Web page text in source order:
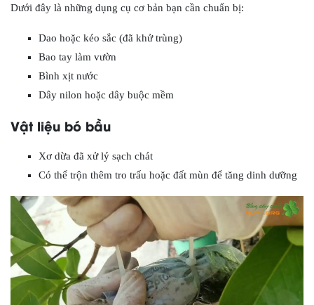
Dưới đây là những dụng cụ cơ bản bạn cần chuẩn bị:
Dao hoặc kéo sắc (đã khử trùng)
Bao tay làm vườn
Bình xịt nước
Dây nilon hoặc dây buộc mềm
Vật liệu bó bầu
Xơ dừa đã xử lý sạch chát
Có thể trộn thêm tro trấu hoặc đất mùn để tăng dinh dưỡng